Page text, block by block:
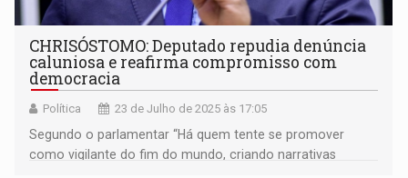
CHRISÓSTOMO: Deputado repudia denúncia
caluniosa e reafirma compromisso com
democracia
Política 23 de Julho de 2025 às 17:05
Segundo o parlamentar “Há quem tente se promover
como vigilante do fim do mundo, criando narrativas